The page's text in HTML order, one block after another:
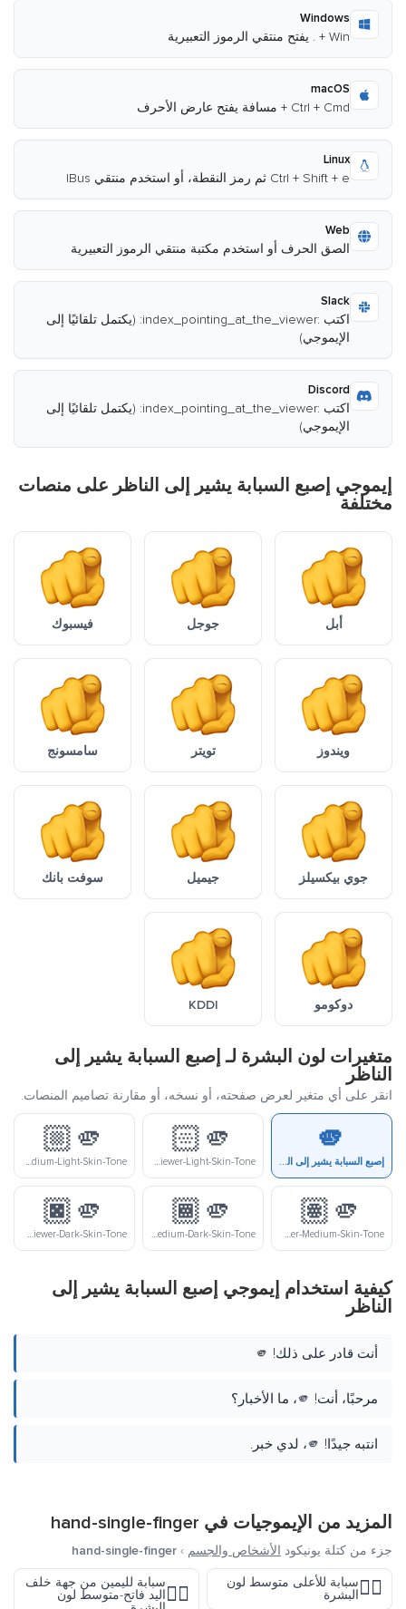
Windows
Win + . يفتح منتقي الرموز التعبيرية
macOS
Ctrl + Cmd + مسافة يفتح عارض الأحرف
Linux
Ctrl + Shift + e ثم رمز النقطة، أو استخدم منتقي IBus
Web
الصق الحرف أو استخدم مكتبة منتقي الرموز التعبيرية
Slack
اكتب :index_pointing_at_the_viewer: (يكتمل تلقائيًا إلى
الإيموجي)
Discord
اكتب :index_pointing_at_the_viewer: (يكتمل تلقائيًا إلى
الإيموجي)
إيموجي إصبع السبابة يشير إلى الناظر على منصات
مختلفة
أبل جوجل فيسبوك
ويندوز تويتر سامسونج
جوي بيكسيلز جيميل سوفت بانك
دوكومو KDDI
متغيرات لون البشرة لـ إصبع السبابة يشير إلى
الناظر
انقر على أي متغير لعرض صفحته، أو نسخه، أو مقارنة تصاميم المنصات.
🫵
إصبع السبابة يشير إلى الناظر
🫵🏻
Index-Pointing-At-The-Viewer-Light-Skin-Tone
🫵🏼
Index-Pointing-At-The-Viewer-Medium-Light-Skin-Tone
🫵🏽
Index-Pointing-At-The-Viewer-Medium-Skin-Tone
🫵🏾
Index-Pointing-At-The-Viewer-Medium-Dark-Skin-Tone
🫵🏿
Index-Pointing-At-The-Viewer-Dark-Skin-Tone
كيفية استخدام إيموجي إصبع السبابة يشير إلى
الناظر
أنت قادر على ذلك! 🫵
مرحبًا، أنت! 🫵، ما الأخبار؟
انتبه جيدًا! 🫵، لدي خبر.
المزيد من الإيموجيات في hand-single-finger
جزء من كتلة يونيكود الأشخاص والجسم ›
hand-single-finger
☝🏽سبابة للأعلى متوسط لون
البشرة
👉🏼
سبابة لليمين من جهة خلف
اليد فاتح-متوسط لون